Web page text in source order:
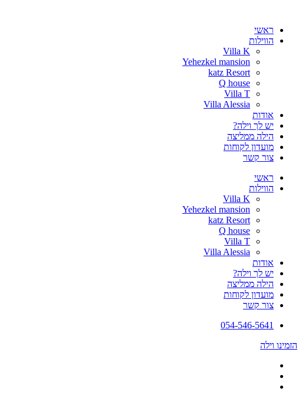
ראשי
הווילות
Villa K
Yehezkel mansion
katz Resort
Q house
Villa T
Villa Alessia
אודות
יש לך וילה?
הילה ממליצה
מועדון לקוחות
צור קשר
ראשי
הווילות
Villa K
Yehezkel mansion
katz Resort
Q house
Villa T
Villa Alessia
אודות
יש לך וילה?
הילה ממליצה
מועדון לקוחות
צור קשר
054-546-5641
הזמינו וילה